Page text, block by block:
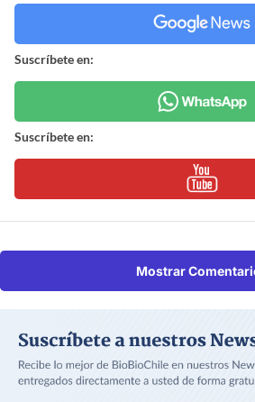
Suscríbete en:
Suscríbete en:
Mostrar